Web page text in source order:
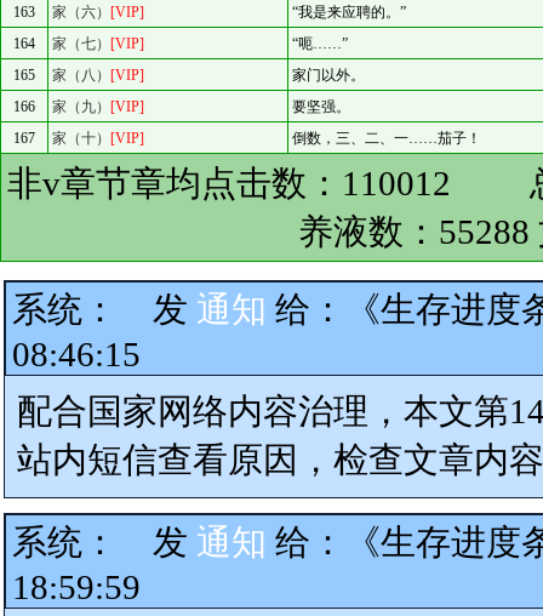
163
家（六） [VIP]
“我是来应聘的。”
164
家（七） [VIP]
“呃……”
165
家（八） [VIP]
家门以外。
166
家（九） [VIP]
要坚强。
167
家（十） [VIP] 倒数，三、二、一……茄子！
非v章节章均点击数： 110012 总
养液数： 55288
系统： 发 通知 给：
《生存进
08:46:15
配合国家网络内容治理，本文第
站内短信查看原因，检查文章内
系统： 发 通知 给：
《生存进
18:59:59